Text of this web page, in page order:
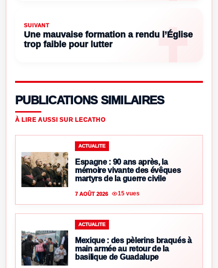
SUIVANT
Une mauvaise formation a rendu l’Église
trop faible pour lutter
PUBLICATIONS SIMILAIRES
À LIRE AUSSI SUR LECATHO
ACTUALITE
Espagne : 90 ans après, la
mémoire vivante des évêques
martyrs de la guerre civile
7 AOÛT 2026 15 vues
ACTUALITE
Mexique : des pèlerins braqués à
main armée au retour de la
basilique de Guadalupe